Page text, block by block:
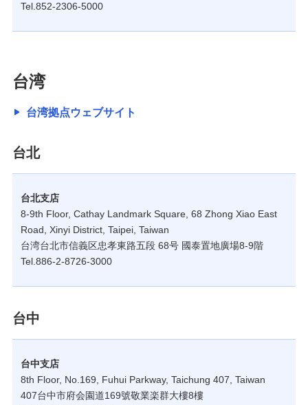
Tel.852-2306-5000
台湾
台湾拠点ウェブサイト
台北
台北支店
8-9th Floor, Cathay Landmark Square, 68 Zhong Xiao East
Road, Xinyi District, Taipei, Taiwan
台湾台北市信義区忠孝東路五段 68号 國泰置地廣場8-9階
Tel.886-2-8726-3000
台中
台中支店
8th Floor, No.169, Fuhui Parkway, Taichung 407, Taiwan
407台中市府会園道169號敬業楽群大樓8樓